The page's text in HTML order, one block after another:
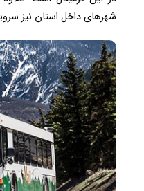
شهرهای داخل استان نیز